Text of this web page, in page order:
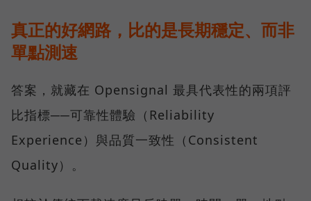
真正的好網路，比的是長期穩定、而非
單點測速
答案，就藏在 Opensignal 最具代表性的兩項評
比指標──可靠性體驗（Reliability
Experience）與品質一致性（Consistent
Quality）。